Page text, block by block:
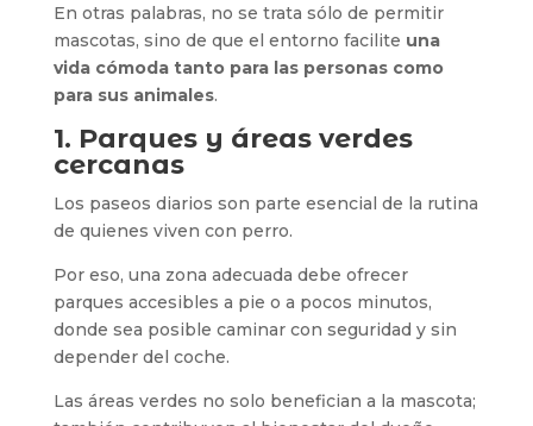
En otras palabras, no se trata sólo de permitir
mascotas, sino de que el entorno facilite una
vida cómoda tanto para las personas como
para sus animales.
1. Parques y áreas verdes
cercanas
Los paseos diarios son parte esencial de la rutina
de quienes viven con perro.
Por eso, una zona adecuada debe ofrecer
parques accesibles a pie o a pocos minutos,
donde sea posible caminar con seguridad y sin
depender del coche.
Las áreas verdes no solo benefician a la mascota;